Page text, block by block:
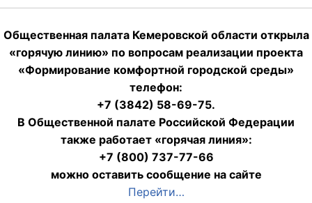
Общественная палата Кемеровской области открыла
«горячую линию» по вопросам реализации проекта
«Формирование комфортной городской среды»
телефон:
+7 (3842) 58-69-75.
В Общественной палате Российской Федерации
также работает «горячая линия»:
+7 (800) 737-77-66
можно оставить сообщение на сайте
Перейти…